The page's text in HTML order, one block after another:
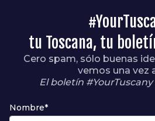
tu Toscana, tu
Cero spam, sólo buenas
vemos una vez
El boletín
Nombre*